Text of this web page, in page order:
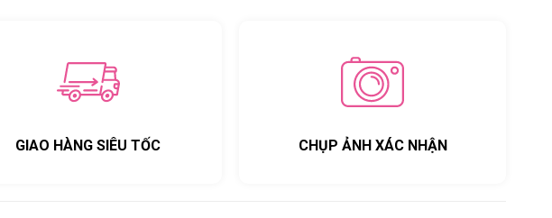
GIAO HÀNG SIÊU TỐC CHỤP ẢNH XÁC NHẬN